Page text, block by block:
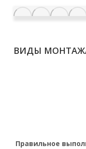
ВИДЫ
Правильное